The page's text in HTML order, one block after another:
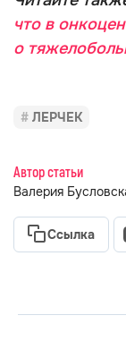
что в
о
ЛЕРЧЕК
Автор статьи
Валерия
Ссылка